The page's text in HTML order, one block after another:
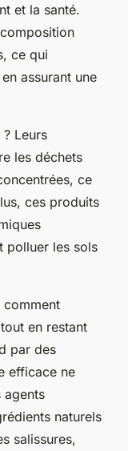
et la santé.
ce qui
assurant une
Leurs
les déchets
ce
ces produits
polluer les sols
comment
en restant
par des
efficace ne
agents
naturels
salissures,